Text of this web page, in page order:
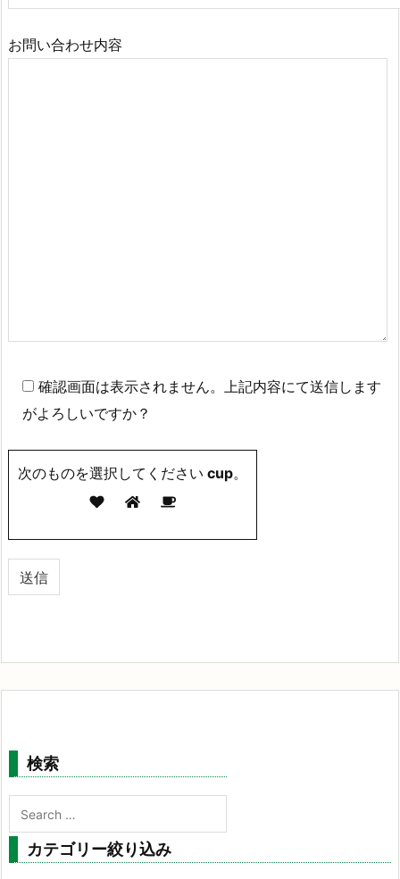
お問い合わせ内容
確認画面は表示されません。上記内容にて送信します
がよろしいですか？
次のものを選択してください cup。
検索
カテゴリー絞り込み